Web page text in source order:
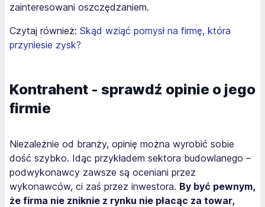
zainteresowani oszczędzaniem.
Czytaj również: Skąd wziąć pomysł na firmę, która
przyniesie zysk?
Kontrahent - sprawdź opinie o jego
firmie
Niezależnie od branży, opinię można wyrobić sobie
dość szybko. Idąc przykładem sektora budowlanego –
podwykonawcy zawsze są oceniani przez
wykonawców, ci zaś przez inwestora. By być pewnym,
że firma nie zniknie z rynku nie płacąc za towar,